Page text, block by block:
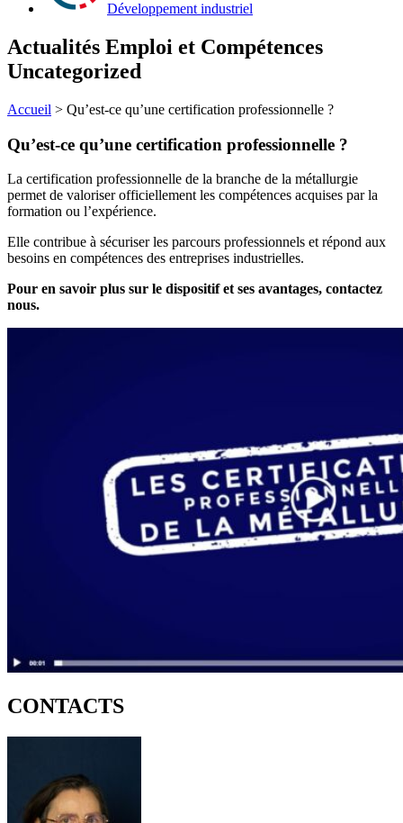
Développement industriel
Actualités Emploi et Compétences
Uncategorized
Accueil > Qu’est-ce qu’une certification professionnelle ?
Qu’est-ce qu’une certification professionnelle ?
La certification professionnelle de la branche de la métallurgie
permet de valoriser officiellement les compétences acquises par la
formation ou l’expérience.
Elle contribue à sécuriser les parcours professionnels et répond aux
besoins en compétences des entreprises industrielles.
Pour en savoir plus sur le dispositif et ses avantages, contactez
nous.
CONTACTS